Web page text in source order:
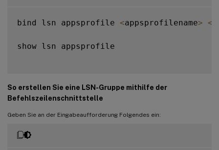
bind lsn appsprofile <appsprofilename> <
show lsn appsprofile
So erstellen Sie eine LSN-Gruppe mithilfe der
Befehlszeilenschnittstelle
Geben Sie an der Eingabeaufforderung Folgendes ein: